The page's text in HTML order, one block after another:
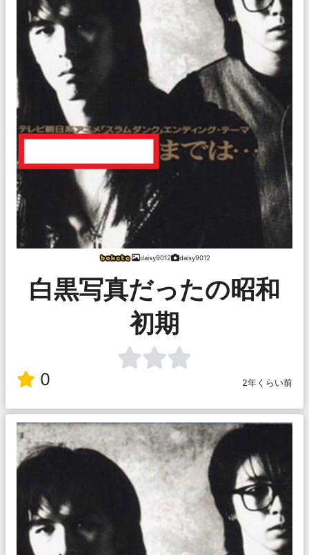
daisy9012 daisy9012
白黒写真だったの昭和
初期
0 2年くらい前